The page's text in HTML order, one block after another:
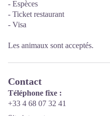
- Espèces
- Ticket restaurant
- Visa
Les animaux sont acceptés.
Contact
Téléphone fixe :
+33 4 68 07 32 41